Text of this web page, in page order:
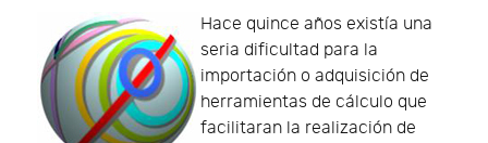
Hace quince años existía una
seria dificultad para la
importación o adquisición de
herramientas de cálculo que
facilitaran la realización de